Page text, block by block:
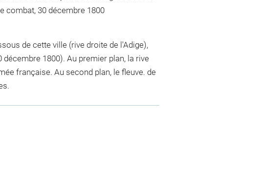
combat, 30 décembre 1800
de cette ville (rive droite de l'Adige),
1800). Au premier plan, la rive
française. Au second plan, le fleuve. de